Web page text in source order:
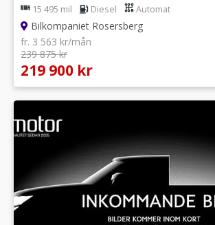
15 495 mil Diesel Automat
Bilkompaniet Rosersberg
fr. 3 563 kr/mån
239 875 kr
219 900 kr